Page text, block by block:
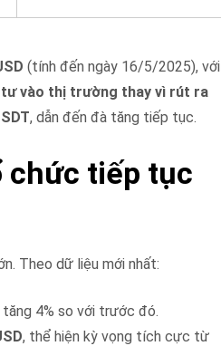
(tính đến ngày 16/5/2025), với
vào thị trường thay vì rút ra
, dẫn đến đà tăng tiếp tục.
chức tiếp tục
Theo dữ liệu mới nhất:
tăng 4% so với trước đó.
, thể hiện kỳ vọng tích cực từ